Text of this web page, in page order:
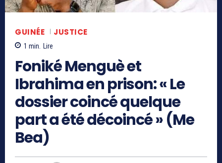
GUINÉE JUSTICE
1 min. Lire
Foniké Menguè et
Ibrahima en prison: « Le
dossier coincé quelque
part a été décoincé » (Me
Bea)